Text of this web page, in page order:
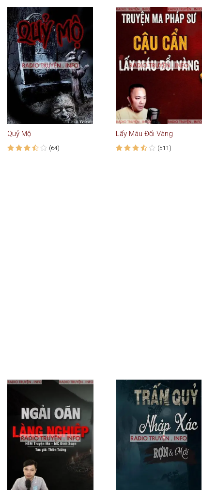
Quỷ Mộ
(64)
Lấy Máu Đổi Vàng
(511)